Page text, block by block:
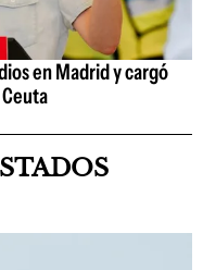
en Madrid y cargó